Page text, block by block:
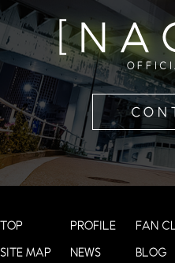
TOP
SITE MAP
PROFILE
NEWS
FAN
BLOG